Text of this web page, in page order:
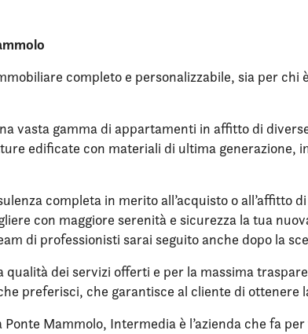
completo e personalizzabile, sia per
vasta gamma di appartamenti in affitto di
edificate con materiali di ultima generazione,
completa in merito all’acquisto o all’affitto
con maggiore serenità e sicurezza la tua
di professionisti sarai seguito anche dopo la
qualità dei servizi offerti e per la massima
preferisci, che garantisce al cliente di ottenere
Mammolo, Intermedia è l’azienda che fa